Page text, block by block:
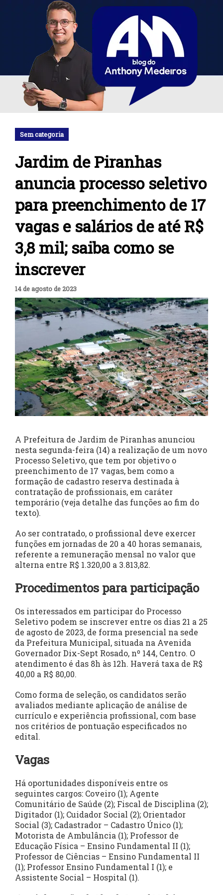
Sem categoria
Jardim de Piranhas
anuncia processo seletivo
para preenchimento de 17
vagas e salários de até R$
3,8 mil; saiba como se
inscrever
14 de agosto de 2023
A Prefeitura de Jardim de Piranhas anunciou
nesta segunda-feira (14) a realização de um novo
Processo Seletivo, que tem por objetivo o
preenchimento de 17 vagas, bem como a
formação de cadastro reserva destinada à
contratação de profissionais, em caráter
temporário (veja detalhe das funções ao fim do
texto).
Ao ser contratado, o profissional deve exercer
funções em jornadas de 20 a 40 horas semanais,
referente a remuneração mensal no valor que
alterna entre R$ 1.320,00 a 3.813,82.
Procedimentos para participação
Os interessados em participar do Processo
Seletivo podem se inscrever entre os dias 21 a 25
de agosto de 2023, de forma presencial na sede
da Prefeitura Municipal, situada na Avenida
Governador Dix-Sept Rosado, nº 144, Centro. O
atendimento é das 8h às 12h. Haverá taxa de R$
40,00 a R$ 80,00.
Como forma de seleção, os candidatos serão
avaliados mediante aplicação de análise de
currículo e experiência profissional, com base
nos critérios de pontuação especificados no
edital.
Vagas
Há oportunidades disponíveis entre os
seguintes cargos: Coveiro (1); Agente
Comunitário de Saúde (2); Fiscal de Disciplina (2);
Digitador (1); Cuidador Social (2); Orientador
Social (3); Cadastrador – Cadastro Único (1);
Motorista de Ambulância (1); Professor de
Educação Física – Ensino Fundamental II (1);
Professor de Ciências – Ensino Fundamental II
(1); Professor Ensino Fundamental I (1); e
Assistente Social – Hospital (1).